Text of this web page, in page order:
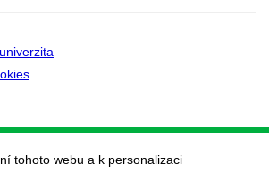
tohoto webu a k personalizaci